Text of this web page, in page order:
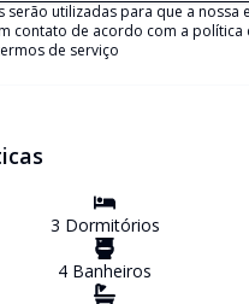
serão utilizadas para que a nossa
contato de acordo com a política
de serviço
3 Dormitórios
4 Banheiros